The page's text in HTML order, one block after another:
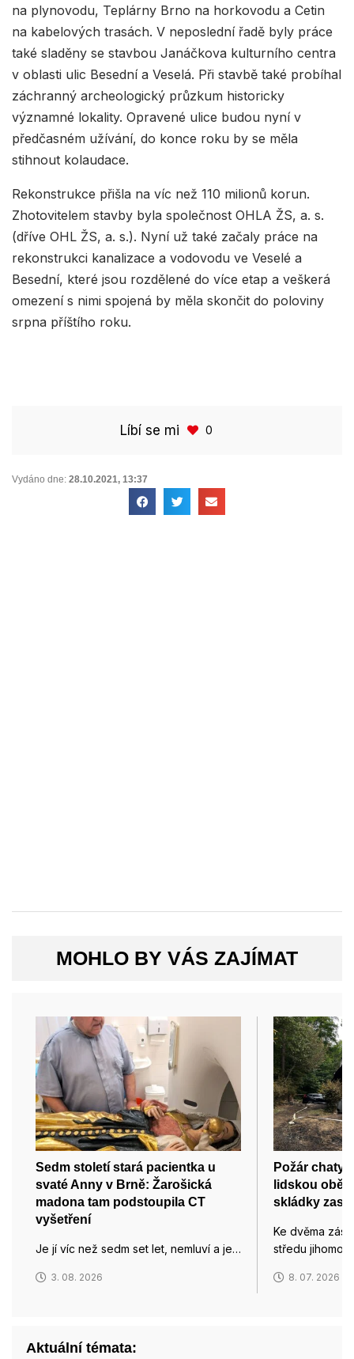
na plynovodu, Teplárny Brno na horkovodu a Cetin
na kabelových trasách. V neposlední řadě byly práce
také sladěny se stavbou Janáčkova kulturního centra
v oblasti ulic Besední a Veselá. Při stavbě také probíhal
záchranný archeologický průzkum historicky
významné lokality. Opravené ulice budou nyní v
předčasném užívání, do konce roku by se měla
stihnout kolaudace.
Rekonstrukce přišla na víc než 110 milionů korun.
Zhotovitelem stavby byla společnost OHLA ŽS, a. s.
(dříve OHL ŽS, a. s.). Nyní už také začaly práce na
rekonstrukci kanalizace a vodovodu ve Veselé a
Besední, které jsou rozdělené do více etap a veškerá
omezení s nimi spojená by měla skončit do poloviny
srpna příštího roku.
Líbí se mi 0
Vydáno dne: 28.10.2021, 13:37
MOHLO BY VÁS ZAJÍMAT
Sedm století stará pacientka u
svaté Anny v Brně: Žarošická
madona tam podstoupila CT
vyšetření
Je jí víc než sedm set let, nemluví a je…
3. 08. 2026
Požár chaty
lidskou
skládky
Ke dvěma
středu
8. 07. 2026
Aktuální témata: